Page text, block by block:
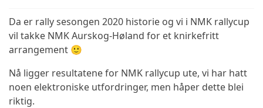
Da er rally sesongen 2020 historie og vi i NMK rallycup
vil takke NMK Aurskog-Høland for et knirkefritt
arrangement 🙂
Nå ligger resultatene for NMK rallycup ute, vi har hatt
noen elektroniske utfordringer, men håper dette blei
riktig.